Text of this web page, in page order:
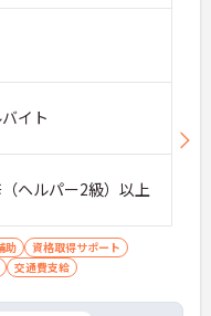
イト
ヘルパー2級）以上
助
資格取得サポート
交通費支給